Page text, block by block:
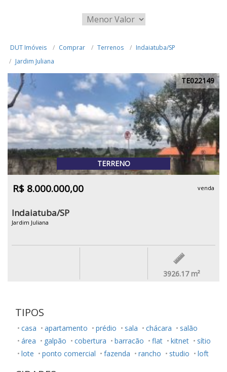
DUT Imóveis Comprar Terrenos
Indaiatuba/SP
Jardim Juliana
TE022149
TERRENO
R$ 8.000.000,00 venda
Indaiatuba/SP
Jardim Juliana
3926.17 m²
TIPOS
casa apartamento prédio sala chácara
salão
área
galpão cobertura barracão flat kitnet
sítio
lote
ponto comercial fazenda rancho studio loft